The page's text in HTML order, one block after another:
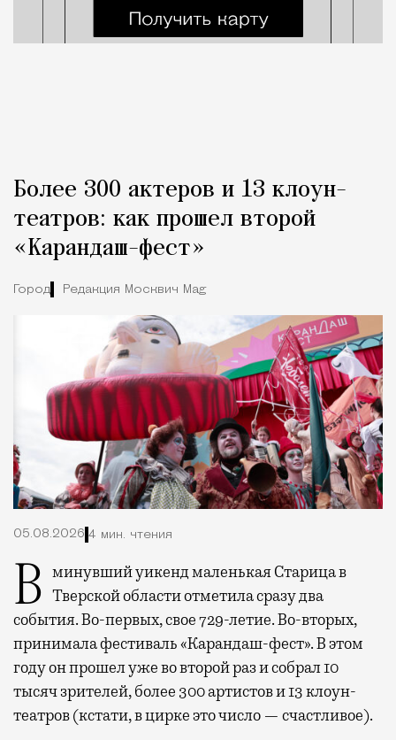
Более 300 актеров и 13 клоун-
театров: как прошел второй
«Карандаш-фест»
Город Редакция Москвич Mag
05.08.2026 4 мин. чтения
В минувший уикенд маленькая Старица в Тверской области отметила сразу два
события. Во-первых, свое 729-летие. Во-вторых,
принимала фестиваль «Карандаш-фест». В этом
году он прошел уже во второй раз и собрал 10
тысяч зрителей, более 300 артистов и 13 клоун-
театров (кстати, в цирке это число — счастливое).